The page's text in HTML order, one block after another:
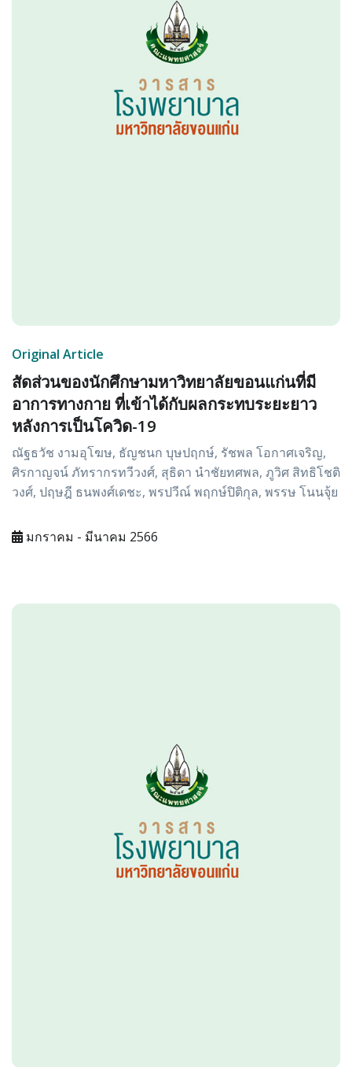
Original Article
สัดส่วนของนักศึกษามหาวิทยาลัยขอนแก่นที่มี
อาการทางกาย ที่เข้าได้กับผลกระทบระยะยาว
หลังการเป็นโควิด-19
ณัฐธวัช งามอุโฆษ, ธัญชนก บุษปฤกษ์, รัชพล โอกาศเจริญ,
ศิรกาญจน์ ภัทรากรทวีวงศ์, สุธิดา นำชัยทศพล, ภูวิศ สิทธิโชติ
วงศ์, ปฤษฎี ธนพงศ์เดชะ, พรปวีณ์ พฤกษ์ปิติกุล, พรรษ โนนจุ้ย
มกราคม - มีนาคม 2566